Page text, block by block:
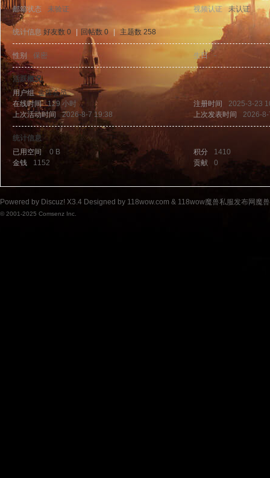
8w
邮箱状态
未验证 视频认证 未认证
统计信息 好友数 0 回帖数 0 主题数 258
性别 保密 生日 -
活跃概况
用户组金牌会员
在线时间
129 小时 注册时间
2025-3-23
上次活动时间
2026-8-7 19:38 上次发表时间 2026-
统计信息
已用空间
0 B 积分
1410
金钱
1152 贡献 0
Powered by Discuz! X3.4 Designed by 118wow.com & 118wow魔兽私服发布网魔
© 2001-2025 Comsenz Inc.